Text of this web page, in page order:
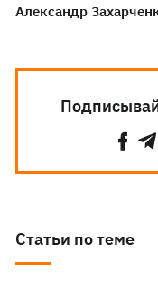
Александр
Статьи по теме